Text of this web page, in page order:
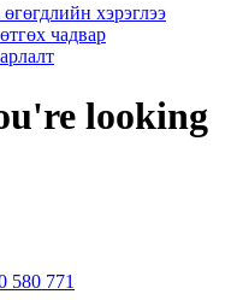
хэрэглээ
чадвар
looking
580 771